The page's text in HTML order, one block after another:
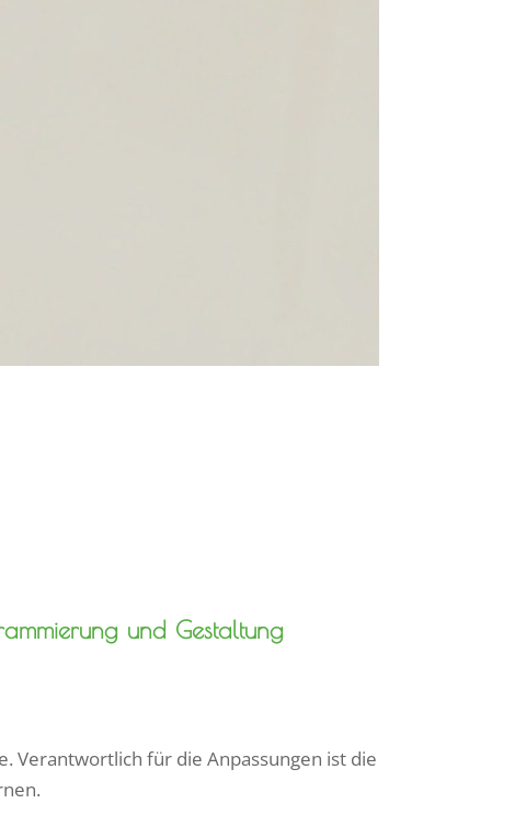
und Gestaltung
Verantwortlich für die Anpassungen ist die